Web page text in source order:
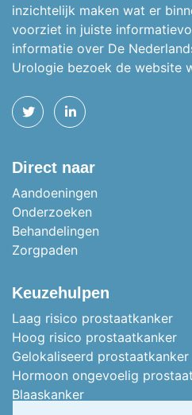
inzichtelijk maken wat er
voorziet in juiste
informatie over De
Urologie bezoek de website
TWITTERLINKEDIN
Direct naar
Aandoeningen
Onderzoeken
Behandelingen
Zorgpaden
Keuzehulpen
Laag risico prostaatkanker
Hoog risico prostaatkanker
Gelokaliseerd prostaatkanker
Hormoon ongevoelig
Blaaskanker